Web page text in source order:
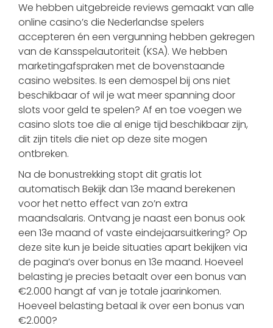
We hebben uitgebreide reviews gemaakt van alle
online casino’s die Nederlandse spelers
accepteren én een vergunning hebben gekregen
van de Kansspelautoriteit (KSA). We hebben
marketingafspraken met de bovenstaande
casino websites. Is een demospel bij ons niet
beschikbaar of wil je wat meer spanning door
slots voor geld te spelen? Af en toe voegen we
casino slots toe die al enige tijd beschikbaar zijn,
dit zijn titels die niet op deze site mogen
ontbreken.
Na de bonustrekking stopt dit gratis lot
automatisch Bekijk dan 13e maand berekenen
voor het netto effect van zo’n extra
maandsalaris. Ontvang je naast een bonus ook
een 13e maand of vaste eindejaarsuitkering? Op
deze site kun je beide situaties apart bekijken via
de pagina’s over bonus en 13e maand. Hoeveel
belasting je precies betaalt over een bonus van
€2.000 hangt af van je totale jaarinkomen.
Hoeveel belasting betaal ik over een bonus van
€2.000?